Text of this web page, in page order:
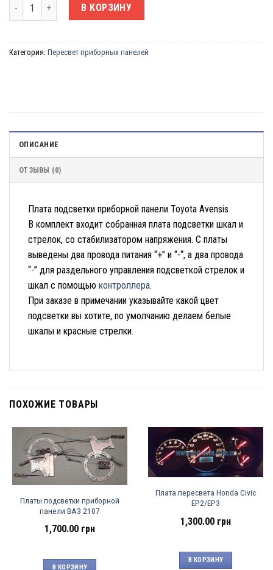
Количество товара Плата подсветки приборной панели Toyota
В КОРЗИНУ
Категория: Пересвет приборных панелей
ОПИСАНИЕ
ОТЗЫВЫ (0)
Плата подсветки приборной панели Toyota Avensis
В комплект входит собранная плата подсветки шкал и
стрелок, со стабилизатором напряжения. С платы
выведены два провода питания “+” и “-“, а два провода
“-” для раздельного управления подсветкой стрелок и
шкал с помощью контроллера.
При заказе в примечании указывайте какой цвет
подсветки вы хотите, по умолчанию делаем белые
шкалы и красные стрелки.
ПОХОЖИЕ ТОВАРЫ
Платы подсветки приборной
панели ВАЗ 2107
1,700.00 грн
В КОРЗИНУ
Плата пересвета Honda Civic
EP2/EP3
1,300.00 грн
В КОРЗИНУ